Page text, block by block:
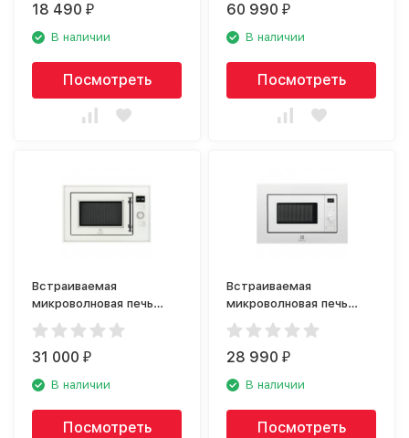
18 490₽
В наличии
Посмотреть
60 990₽
В наличии
Посмотреть
Встраиваемая
микроволновая печь
Electrolux EMT25203C
rococo
31 000₽
В наличии
Посмотреть
Встраиваемая
микроволновая печь
Electrolux LMS2173EMW
28 990₽
В наличии
Посмотреть